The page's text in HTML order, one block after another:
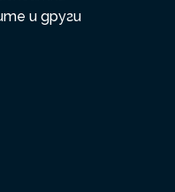
и други